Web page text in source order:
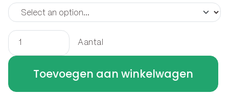
Houtopslag
staand
x
Aantal
Toevoegen aan winkelwagen